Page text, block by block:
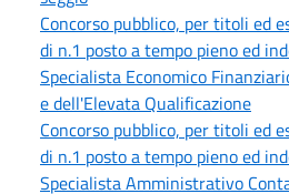
Concorso pubblico, per titoli ed
di n.1 posto a tempo pieno ed
Specialista Economico
e dell'Elevata Qualificazione
Concorso pubblico, per titoli ed
di n.1 posto a tempo pieno ed
Specialista Amministrativo